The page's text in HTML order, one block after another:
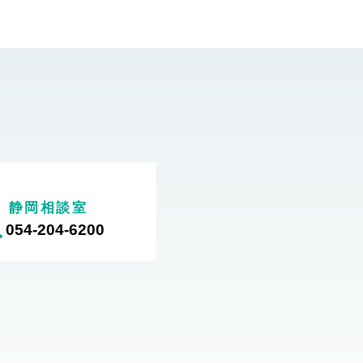
静岡相談室
054-204-6200